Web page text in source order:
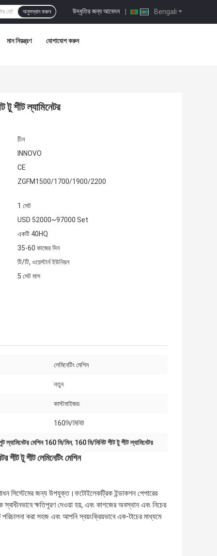
Bengali
উদ্ধৃতির জন্য আবেদন |
অনুসন্ধান করুন
মান নিয়ন্ত্রণ যোগাযোগ করুন
টু শীট ল্যামিনেটর
চীন
INNOVO
CE
ZGFM1500/1700/1900/2200
1 সেট
USD 52000~97000 Set
একটি 40HQ
35-60 কাজের দিন
টি/টি, ওয়েস্টার্ন ইউনিয়ন
5 সেট মাস
লেমিনেটিং মেশিন
নতুন
কাস্টমাইজড
160মি/মিনিট
ল্যামিনেটর মেশিন 160 মি/মিন, 160 মি/মিনিট শীট টু শীট ল্যামিনেটর
শীট টু শীট লেমিনেটিং মেশিন
সিস্টেমের জন্য উপযুক্ত।ফটোইলেকট্রিক ইন্ডাকশন পেপারের
ক্ষতিপূরণ দেওয়া হয়, এবং কাগজের অবস্থান এবং নিচের
পরিচালনা করা সহজ এবং আপনি স্বয়ংক্রিয়ভাবে এক-টাচের মাধ্যমে